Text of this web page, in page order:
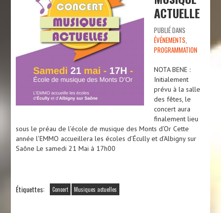
ACTUELLE
PUBLIÉ DANS
ÉVÉNEMENTS
PROGRAMMATION
NOTA BENE :
Initialement
prévu à la salle
des fêtes, le
concert aura
finalement lieu
sous le préau de l’école de musique des Monts d’Or Cette
année l’EMMO accueillera les écoles d’Écully et d’Albigny sur
Saône Le samedi 21 Mai à 17h00
Étiquettes: Concert Musiques actuelles